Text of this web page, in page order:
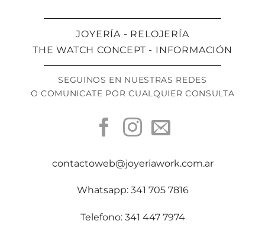
JOYERÍA - RELOJERÍA
THE WATCH CONCEPT - INFORMACIÓN
SEGUINOS EN NUESTRAS REDES
O COMUNICATE POR CUALQUIER CONSULTA
contactoweb@joyeriawork.com.ar
Whatsapp: 341 705 7816
Telefono: 341 447 7974